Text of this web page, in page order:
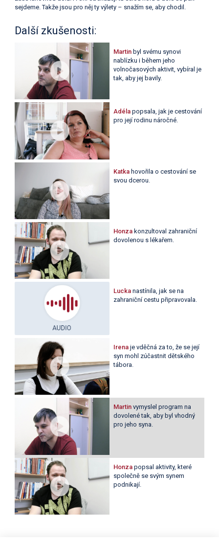
sejdeme. Takže jsou pro něj ty výlety – snažím se, aby chodil.
Další zkušenosti:
Martin byl svému synovi
nablízku i během jeho
volnočasových aktivit, vybíral je
tak, aby jej bavily.
Adéla popsala, jak je cestování
pro její rodinu náročné.
Katka hovořila o cestování se
svou dcerou.
Honza konzultoval zahraniční
dovolenou s lékařem.
Lucka nastínila, jak se na
zahraniční cestu připravovala.
Irena je vděčná za to, že se její
syn mohl zúčastnit dětského
tábora.
Martin vymyslel program na
dovolené tak, aby byl vhodný
pro jeho syna.
Honza popsal aktivity, které
společně se svým synem
podnikají.